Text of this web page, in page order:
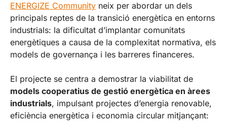
ENERGIZE Community neix per abordar un dels
principals reptes de la transició energètica en entorns
industrials: la dificultat d’implantar comunitats
energètiques a causa de la complexitat normativa, els
models de governança i les barreres financeres.
El projecte se centra a demostrar la viabilitat de
models cooperatius de gestió energètica en àrees
industrials, impulsant projectes d’energia renovable,
eficiència energètica i economia circular mitjançant: